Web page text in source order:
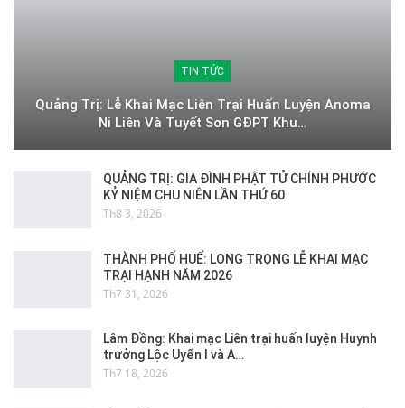
TIN TỨC
Quảng Trị: Lễ Khai Mạc Liên Trại Huấn Luyện Anoma
Ni Liên Và Tuyết Sơn GĐPT Khu…
QUẢNG TRỊ: GIA ĐÌNH PHẬT TỬ CHÍNH PHƯỚC
KỶ NIỆM CHU NIÊN LẦN THỨ 60
Th8 3, 2026
THÀNH PHỐ HUẾ: LONG TRỌNG LỄ KHAI MẠC
TRẠI HẠNH NĂM 2026
Th7 31, 2026
Lâm Đồng: Khai mạc Liên trại huấn luyện Huynh
trưởng Lộc Uyển I và A…
Th7 18, 2026